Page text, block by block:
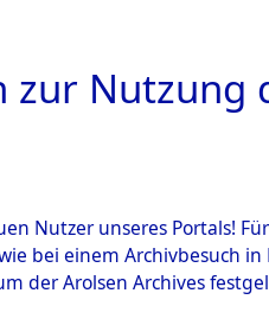
Nutzung
Nutzer unseres Portals!
bei einem Archivbesuch
der Arolsen Archives